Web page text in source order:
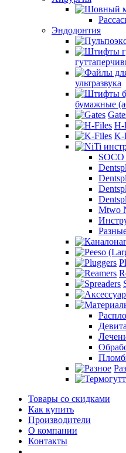
Эндодонтия
ультразвука
бумажные
H-
K-
Mtwo
Товары со скидками
Как купить
Производители
О компании
Контакты